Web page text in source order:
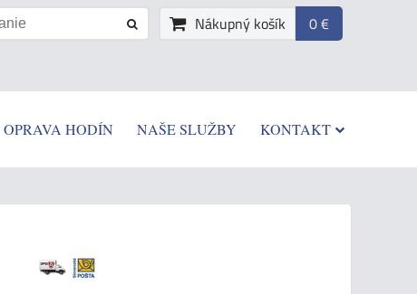
Nákupný košík 0 €
OPRAVA HODÍN NAŠE SLUŽBY KONTAKT